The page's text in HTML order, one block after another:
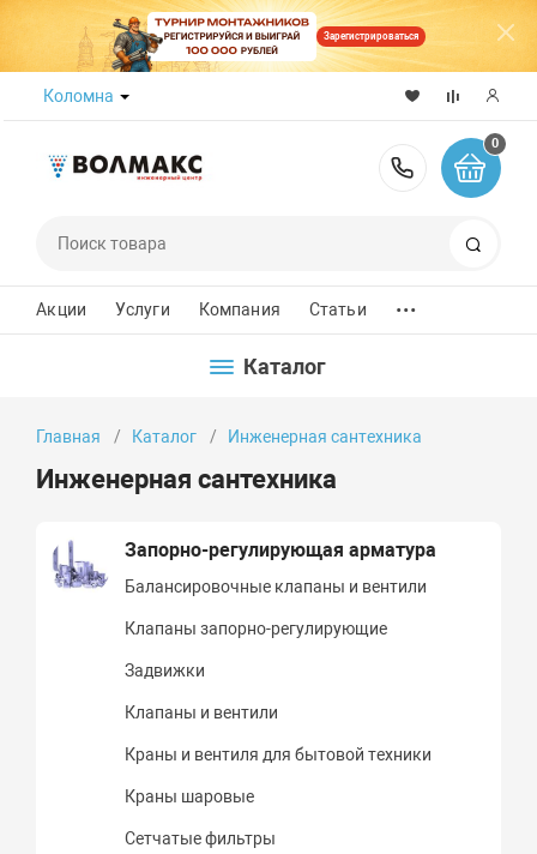
Зарегистрироваться
Коломна
8 (800)
0
Акции Услуги Компания Статьи ...
Каталог
Главная Каталог Инженерная сантехника
Инженерная сантехника
Запорно-регулирующая арматура
Балансировочные клапаны и вентили
Клапаны запорно-регулирующие
Задвижки
Клапаны и вентили
Краны и вентиля для бытовой техники
Краны шаровые
Сетчатые фильтры